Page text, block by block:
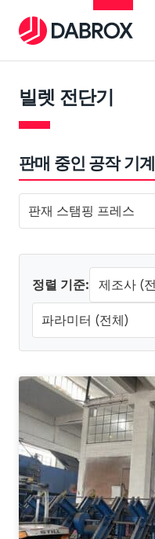
빌렛 전단기
판매 중인 공작 기계
판재 스탬핑 프레스
정렬 기준: